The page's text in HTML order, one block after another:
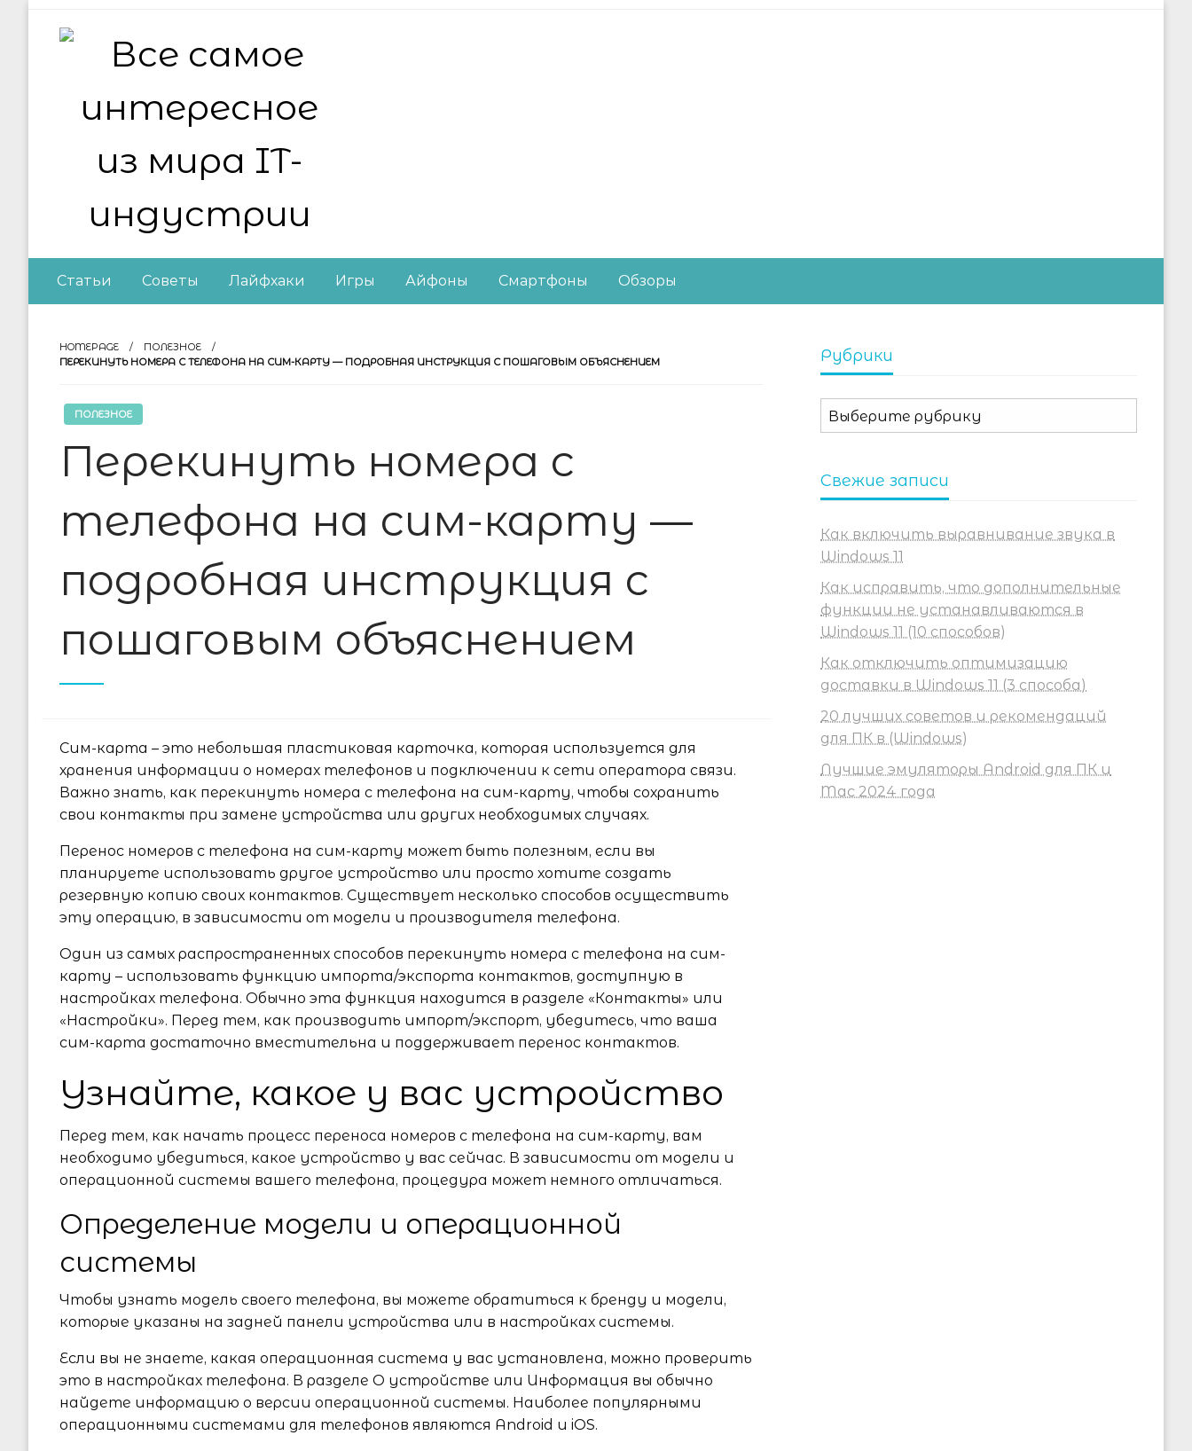
Skip
Все самое интересное из мира IT-индустрии
Статьи Советы Лайфхаки Игры Айфоны Смартфоны Обзоры
HOMEPAGE
ПОЛЕЗНОЕ
ПЕРЕКИНУТЬ НОМЕРА С ТЕЛЕФОНА НА СИМ-КАРТУ — ПОДРОБНАЯ ИНСТРУКЦИЯ С ПОШАГОВЫМ ОБЪЯСНЕНИЕМ
ПОЛЕЗНОЕ
Перекинуть номера с
телефона на сим-карту —
подробная инструкция с
пошаговым объяснением
Сим-карта – это небольшая пластиковая карточка, которая используется для
хранения информации о номерах телефонов и подключении к сети оператора связи.
Важно знать, как перекинуть номера с телефона на сим-карту, чтобы сохранить
свои контакты при замене устройства или других необходимых случаях.
Перенос номеров с телефона на сим-карту может быть полезным, если вы
планируете использовать другое устройство или просто хотите создать
резервную копию своих контактов. Существует несколько способов осуществить
эту операцию, в зависимости от модели и производителя телефона.
Один из самых распространенных способов перекинуть номера с телефона на сим-
карту – использовать функцию импорта/экспорта контактов, доступную в
настройках телефона. Обычно эта функция находится в разделе «Контакты» или
«Настройки». Перед тем, как производить импорт/экспорт, убедитесь, что ваша
сим-карта достаточно вместительна и поддерживает перенос контактов.
Узнайте, какое у вас устройство
Перед тем, как начать процесс переноса номеров с телефона на сим-карту, вам
необходимо убедиться, какое устройство у вас сейчас. В зависимости от модели и
операционной системы вашего телефона, процедура может немного отличаться.
Определение модели и операционной
системы
Чтобы узнать модель своего телефона, вы можете обратиться к бренду и модели,
которые указаны на задней панели устройства или в настройках системы.
Если вы не знаете, какая операционная система у вас установлена, можно проверить
это в настройках телефона. В разделе О устройстве или Информация вы обычно
найдете информацию о версии операционной системы. Наиболее популярными
операционными системами для телефонов являются Android и iOS.
Рубрики
Рубрики
Свежие записи
Как включить выравнивание звука в
Windows 11
Как исправить, что дополнительные
функции не устанавливаются в
Windows 11 (10 способов)
Как отключить оптимизацию
доставки в Windows 11 (3 способа)
20 лучших советов и рекомендаций
для ПК в (Windows)
Лучшие эмуляторы Android для ПК и
Mac 2024 года